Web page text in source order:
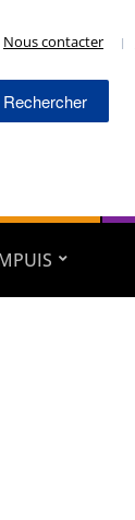
Nous contacter
: